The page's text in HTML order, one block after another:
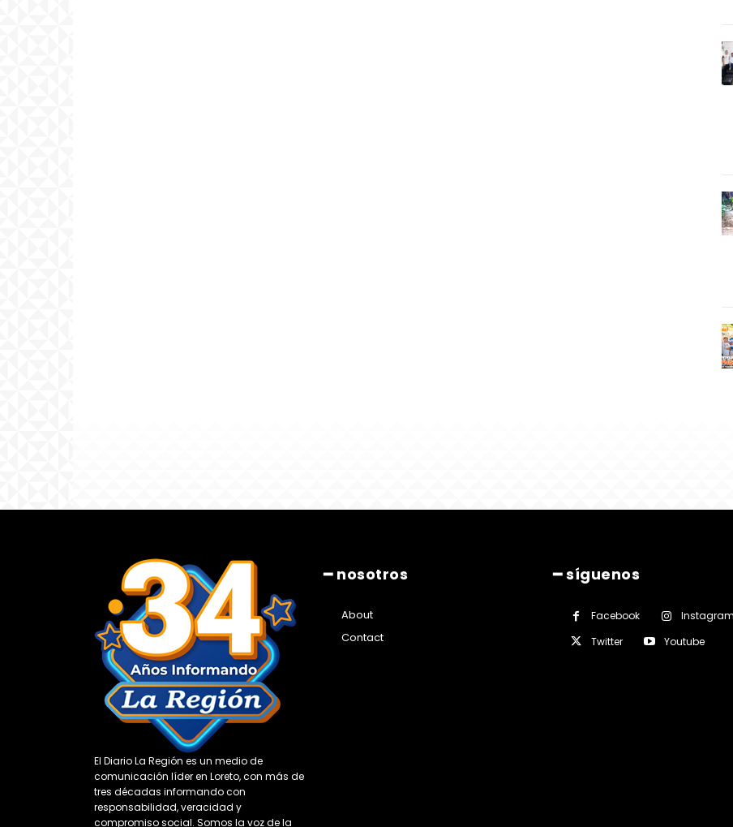
El Diario La Región es un medio de
comunicación líder en Loreto, con más de
tres décadas informando con
responsabilidad, veracidad y
compromiso social. Somos la voz de la
━ nosotros
About
Contact
━ síguenos
Facebook
Instagram
Twitter
Youtube